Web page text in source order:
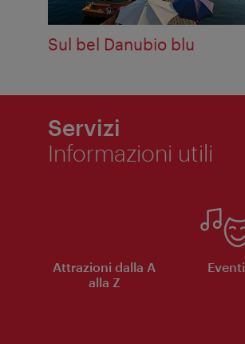
Sul bel Danubio blu
Servizi
Informazioni utili
Attrazioni dalla A
alla Z
Eventi